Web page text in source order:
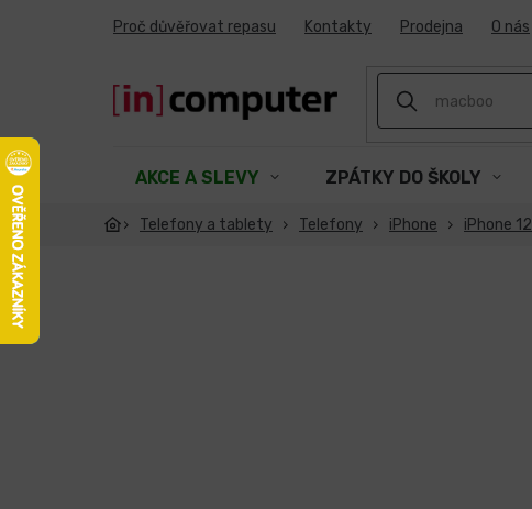
Proč důvěřovat repasu Kontakty Prodejna O nás
AKCE A SLEVY ZPÁTKY DO ŠKOLY
Telefony a tablety Telefony iPhone iPhone 12